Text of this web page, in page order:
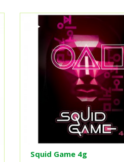
Squid Game 4g